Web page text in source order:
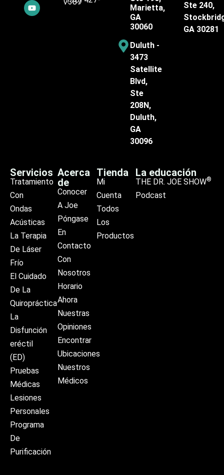
Marietta,
GA
30060
Duluth -
3473
Satellite
Blvd,
Ste
208N,
Duluth,
GA
30096
Ste 240,
GA 30281
Servicios
Tratamiento
Con
Ondas
Acústicas
La Terapia
De Láser
Frío
El Cuidado
De La
Quiropráctica
La
Disfunción
eréctil
(ED)
Pruebas
Médicas
Lesiones
Personales
Programa
De
Purificación
Acerca
de
Conocer
A Joe
Póngase
En
Contacto
Con
Nosotros
Horario
Ahora
Nuestras
Opiniones
Encontrar
Ubicaciones
Nuestros
Médicos
Tienda
Mi
Cuenta
Todos
Los
Productos
La educación
THE DR. JOE SHOW®
Podcast